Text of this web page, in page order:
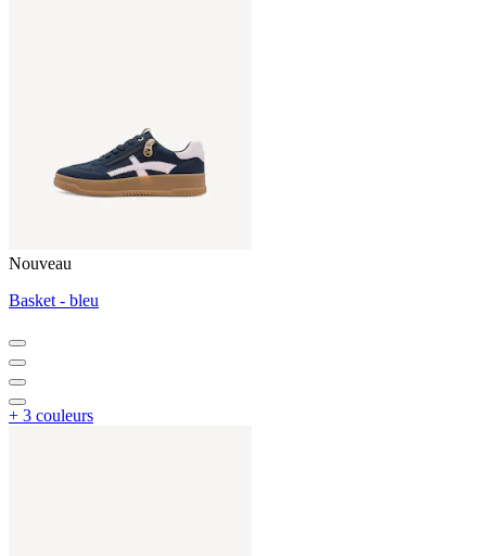
Nouveau
Basket - bleu
+ 3 couleurs